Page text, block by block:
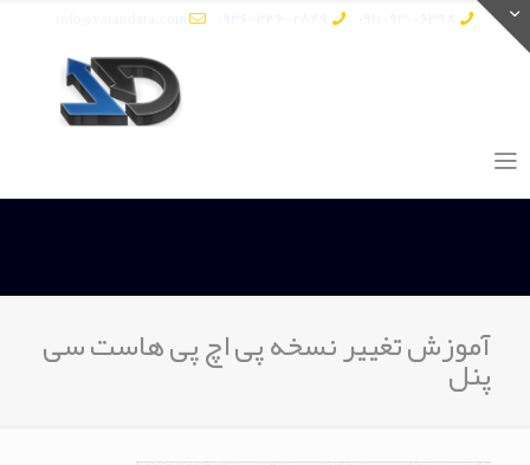
آموزش تغییر نسخه پی اچ پی هاست سی
پنل